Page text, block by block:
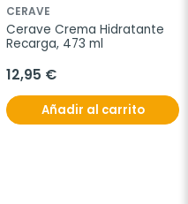
CERAVE
Cerave Crema Hidratante
Recarga, 473 ml
12,95 €
Añadir al carrito